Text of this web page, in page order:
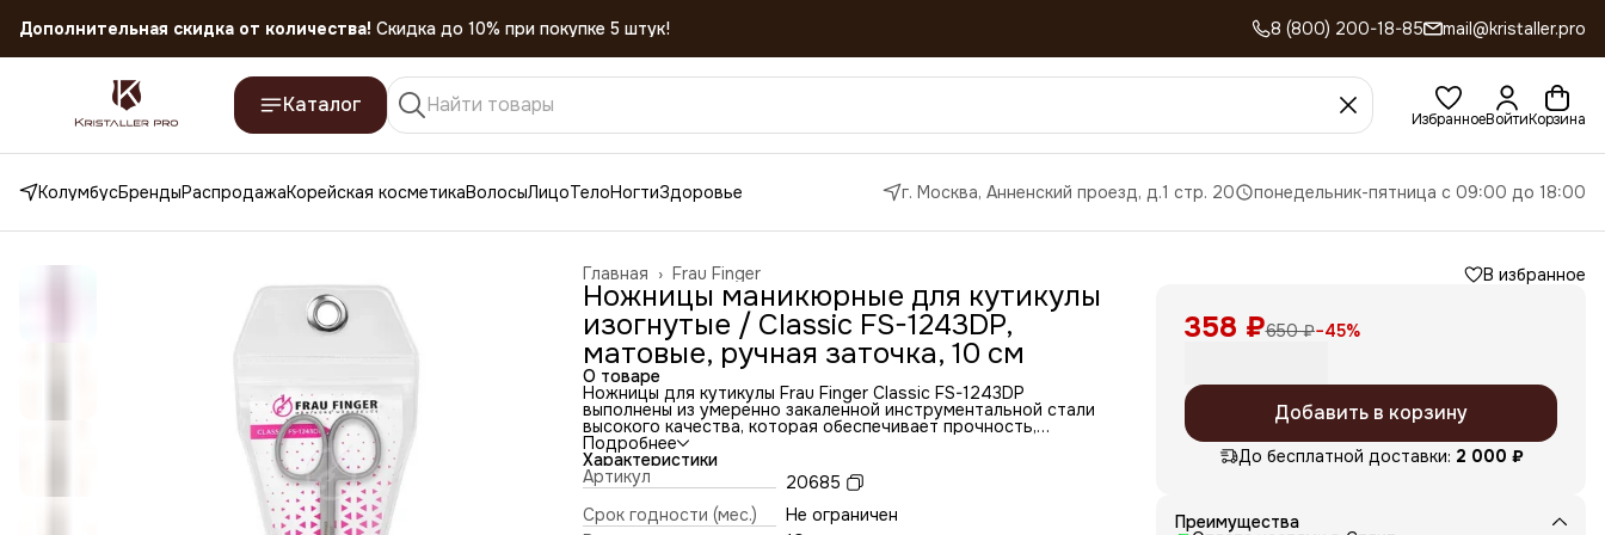
8 (800) 200-18-85 mail@kristaller.pro
Каталог
ИзбранноеВойтиКорзина
КолумбусБрендыРаспродажаКорейская косметикаВолосыЛицоТелоНогтиЗдоровье г. Москва, Анненский проезд, д.1 стр. 20 понедельник-пятница с 09:00 до 18:00
Frau Finger
Главная ›
Ножницы маникюрные для кутикулы
изогнутые / Classic FS-1243DP,
матовые, ручная заточка, 10 см
О товаре
Ножницы для кутикулы Frau Finger Classic FS-1243DP
выполнены из умеренно закаленной инструментальной стали
высокого качества, которая обеспечивает прочность,
долговечность и устойчивость к коррозии. Благодаря своей
конструкции и качеству материалов, ножницы долгое время
не теряют своих исходных характеристик. Острые лезвия
маникюрных ножниц заточены вручную, что позволяет
аккуратно и точно обрезать кутикулу не травмируя при этом
кожу.
Подробнее
Характеристики
Артикул
20685
Срок годности (мес.)
Не ограничен
В избранное
358 ₽650 ₽−45%
Добавить в корзину
До бесплатной доставки: 2 000 ₽
Преимущества